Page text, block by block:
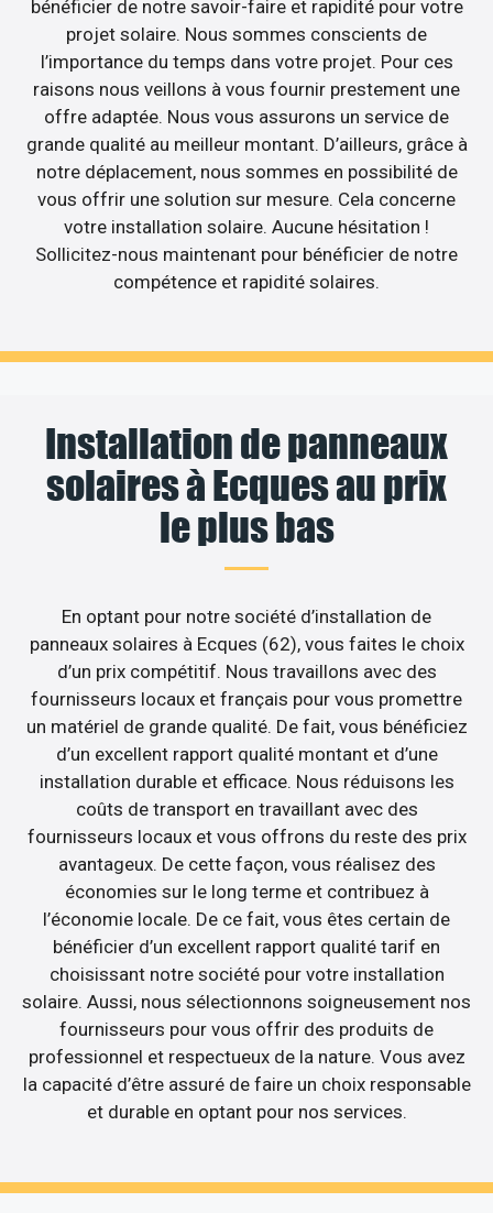
bénéficier de notre savoir-faire et rapidité pour votre
projet solaire. Nous sommes conscients de
l’importance du temps dans votre projet. Pour ces
raisons nous veillons à vous fournir prestement une
offre adaptée. Nous vous assurons un service de
grande qualité au meilleur montant. D’ailleurs, grâce à
notre déplacement, nous sommes en possibilité de
vous offrir une solution sur mesure. Cela concerne
votre installation solaire. Aucune hésitation !
Sollicitez-nous maintenant pour bénéficier de notre
compétence et rapidité solaires.
Installation de panneaux
solaires à Ecques au prix
le plus bas
En optant pour notre société d’installation de
panneaux solaires à Ecques (62), vous faites le choix
d’un prix compétitif. Nous travaillons avec des
fournisseurs locaux et français pour vous promettre
un matériel de grande qualité. De fait, vous bénéficiez
d’un excellent rapport qualité montant et d’une
installation durable et efficace. Nous réduisons les
coûts de transport en travaillant avec des
fournisseurs locaux et vous offrons du reste des prix
avantageux. De cette façon, vous réalisez des
économies sur le long terme et contribuez à
l’économie locale. De ce fait, vous êtes certain de
bénéficier d’un excellent rapport qualité tarif en
choisissant notre société pour votre installation
solaire. Aussi, nous sélectionnons soigneusement nos
fournisseurs pour vous offrir des produits de
professionnel et respectueux de la nature. Vous avez
la capacité d’être assuré de faire un choix responsable
et durable en optant pour nos services.